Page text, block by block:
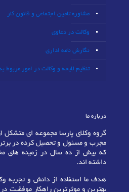
مشاوره تامین اجتماعی و قانون کار
وکالت در دعاوی
نگارش نامه اداری
تنظیم لایحه و وکالت در امور مربوط
درباره ما
گروه وکلای پارسا مجموعه ای متشکل
مجرب و مسئول و تحصیل کرده در
که بیش از ده سال در زمینه های
داشته اند.
هدف ما استفاده از دانش و تجربه
بهترین و موثرترین راهکار موفقیت